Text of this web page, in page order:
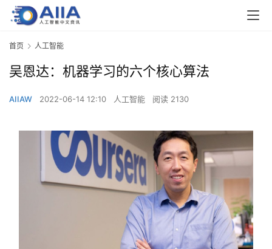
首页 人工智能
吴恩达：机器学习的六个核心算法
AIIAW 2022-06-14 12:10 人工智能 阅读 2130